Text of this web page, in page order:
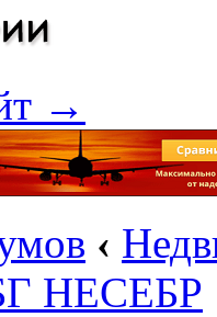
→
‹
НЕСЕБР